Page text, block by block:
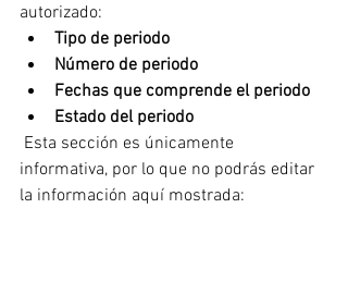
autorizado:
Tipo de periodo
Número de periodo
Fechas que comprende el periodo
Estado del periodo
informativa, por lo que no podrás editar
la información aquí mostrada: